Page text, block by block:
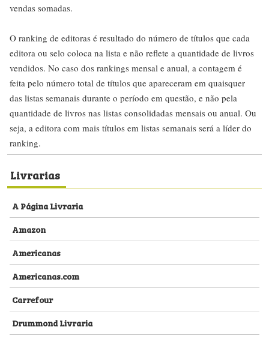
vendas somadas.
O ranking de editoras é resultado do número de títulos que cada
editora ou selo coloca na lista e não reflete a quantidade de livros
vendidos. No caso dos rankings mensal e anual, a contagem é
feita pelo número total de títulos que apareceram em quaisquer
das listas semanais durante o período em questão, e não pela
quantidade de livros nas listas consolidadas mensais ou anual. Ou
seja, a editora com mais títulos em listas semanais será a líder do
ranking.
Livrarias
A Página Livraria
Amazon
Americanas
Americanas.com
Carrefour
Drummond Livraria